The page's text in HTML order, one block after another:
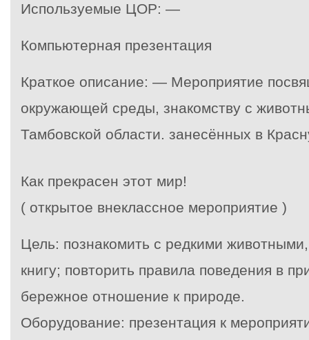
Используемые ЦОР: —
Компьютерная презентация
Краткое описание: — Мероприятие
окружающей среды, знакомству с
Тамбовской области. занесённых в
Как прекрасен этот мир!
( открытое внеклассное мероприятие )
Цель: познакомить с редкими
книгу; повторить правила поведения в
бережное отношение к природе.
Оборудование: презентация к